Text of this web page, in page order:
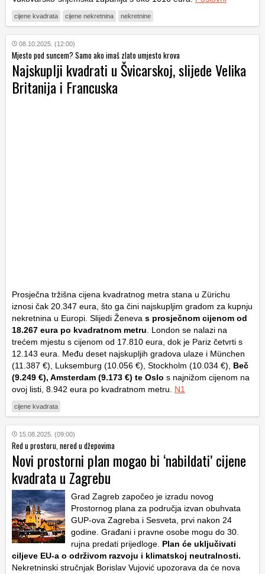
cijene kvadrata cijene nekretnina nekretnine
08.10.2025. (12:00)
Mjesto pod suncem? Samo ako imaš zlato umjesto krova
Najskuplji kvadrati u Švicarskoj, slijede Velika
Britanija i Francuska
Prosječna tržišna cijena kvadratnog metra stana u Zürichu
iznosi čak 20.347 eura, što ga čini najskupljim gradom za kupnju
nekretnina u Europi. Slijedi Ženeva s prosječnom cijenom od
18.267 eura po kvadratnom metru. London se nalazi na
trećem mjestu s cijenom od 17.810 eura, dok je Pariz četvrti s
12.143 eura. Među deset najskupljih gradova ulaze i München
(11.387 €), Luksemburg (10.056 €), Stockholm (10.034 €), Beč
(9.249 €), Amsterdam (9.173 €) te Oslo s najnižom cijenom na
ovoj listi, 8.942 eura po kvadratnom metru. N1
cijene kvadrata
15.08.2025. (09:00)
Red u prostoru, nered u džepovima
Novi prostorni plan mogao bi ‘nabildati’ cijene
kvadrata u Zagrebu
Grad Zagreb započeo je izradu novog
Prostornog plana za područja izvan obuhvata
GUP-ova Zagreba i Sesveta, prvi nakon 24
godine. Građani i pravne osobe mogu do 30.
rujna predati prijedloge. Plan će uključivati
ciljeve EU-a o održivom razvoju i klimatskoj neutralnosti.
Nekretninski stručnjak Borislav Vujović upozorava da će nova